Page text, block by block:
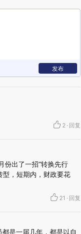
发布
2 · 回复
份出了一招“转换先行
型，短期内，财政要花
21 · 回复
是一届几年，都是以自